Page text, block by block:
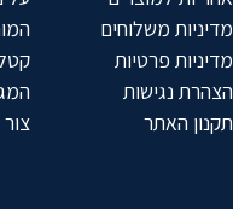
מדיניות משלוחים
מדיניות פרטיות
הצהרת נגישות
תקנון האתר